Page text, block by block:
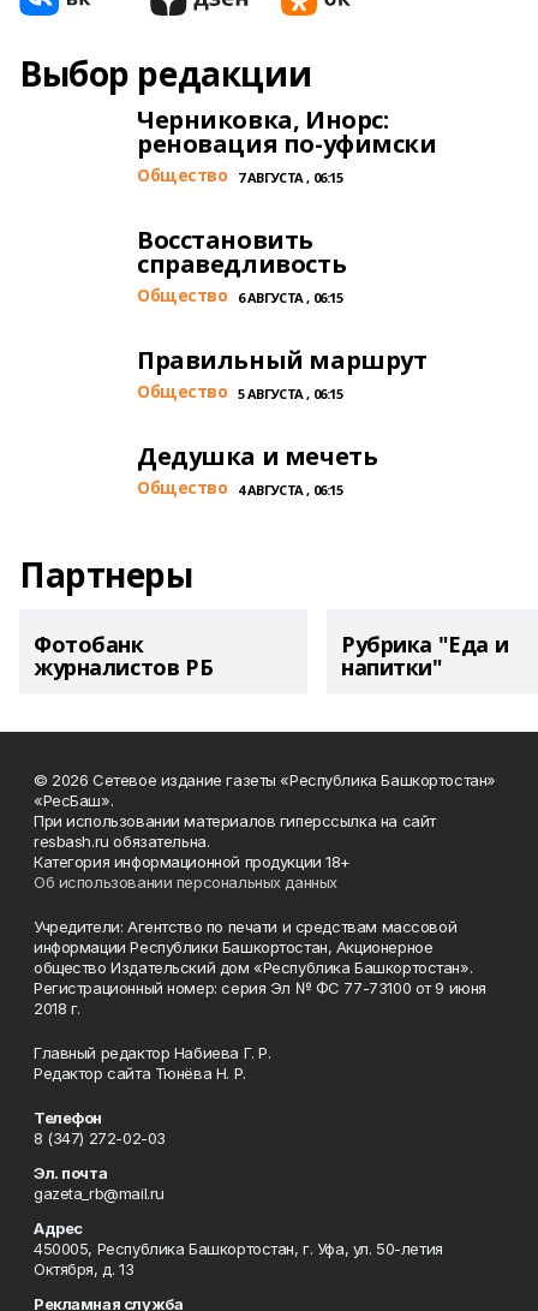
Выбор редакции
Черниковка, Инорс:
реновация по-уфимски
Общество 7 АВГУСТА , 06:15
Восстановить
справедливость
Общество 6 АВГУСТА , 06:15
Правильный маршрут
Общество 5 АВГУСТА , 06:15
Дедушка и мечеть
Общество 4 АВГУСТА , 06:15
Партнеры
Фотобанк
журналистов РБ
Рубрика "Еда и
напитки"
© 2026 Сетевое издание газеты «Республика Башкортостан»
«РесБаш».
При использовании материалов гиперссылка на сайт
resbash.ru обязательна.
Категория информационной продукции 18+
Об использовании персональных данных
Учредители: Агентство по печати и средствам массовой
информации Республики Башкортостан, Акционерное
общество Издательский дом «Республика Башкортостан».
Регистрационный номер: серия Эл № ФС 77-73100 от 9 июня
2018 г.
Главный редактор Набиева Г. Р.
Редактор сайта Тюнёва Н. Р.
Телефон
8 (347) 272-02-03
Эл. почта
gazeta_rb@mail.ru
Адрес
450005, Республика Башкортостан, г. Уфа, ул. 50-летия
Октября, д. 13
Рекламная служба